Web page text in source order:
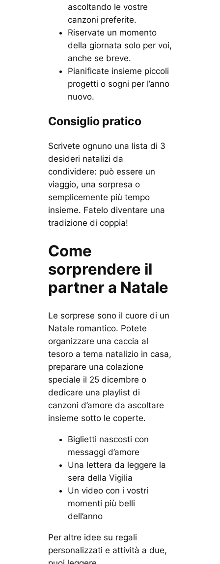
ascoltando le vostre
canzoni preferite.
Riservate un momento
della giornata solo per voi,
anche se breve.
Pianificate insieme piccoli
progetti o sogni per l’anno
nuovo.
Consiglio pratico
Scrivete ognuno una lista di 3
desideri natalizi da
condividere: può essere un
viaggio, una sorpresa o
semplicemente più tempo
insieme. Fatelo diventare una
tradizione di coppia!
Come
sorprendere il
partner a Natale
Le sorprese sono il cuore di un
Natale romantico. Potete
organizzare una caccia al
tesoro a tema natalizio in casa,
preparare una colazione
speciale il 25 dicembre o
dedicare una playlist di
canzoni d’amore da ascoltare
insieme sotto le coperte.
Biglietti nascosti con
messaggi d’amore
Una lettera da leggere la
sera della Vigilia
Un video con i vostri
momenti più belli
dell’anno
Per altre idee su regali
personalizzati e attività a due,